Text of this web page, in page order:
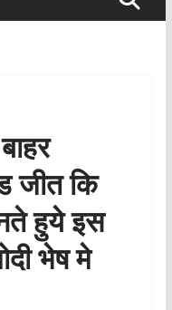
जीत कि
हुये इस
भेष मे